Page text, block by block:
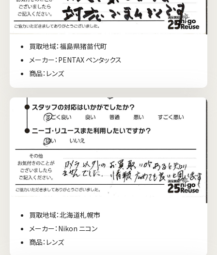
買取地域：福島県猪苗代町
メーカー：PENTAX ペンタックス
商品：レンズ
買取地域：北海道札幌市
メーカー：Nikon ニコン
商品：レンズ